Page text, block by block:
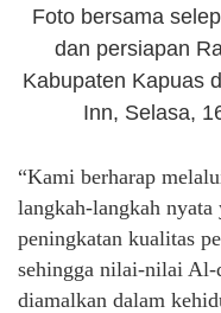
Foto bersama
dan persiapan
Kabupaten Kapuas
Inn, Selasa,
“Kami berharap
langkah-langkah nyata
peningkatan kualitas
sehingga nilai-nilai Al-
diamalkan dalam